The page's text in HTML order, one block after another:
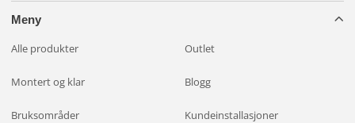
Meny
Alle produkter Outlet
Montert og klar Blogg
Bruksområder Kundeinstallasjoner